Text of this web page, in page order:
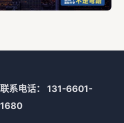
联系电话： 131-6601-
1680